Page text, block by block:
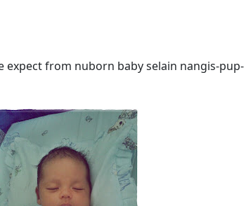
expect from nuborn baby selain nangis-pup-